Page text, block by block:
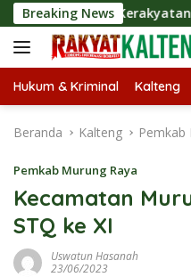
Langsung
ke
konten
Breaking News
Kerakyatan
Hukum & Kriminal Kalteng
Beranda Kalteng Pemkab
Pemkab Murung Raya
Kecamatan
STQ ke XI
Uswatun Hasanah
23/06/2023